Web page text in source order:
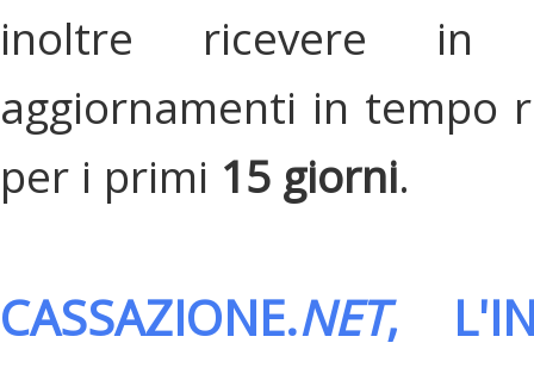
inoltre ricevere in
aggiornamenti in tempo
per i primi 15 giorni.
CASSAZIONE.NET,